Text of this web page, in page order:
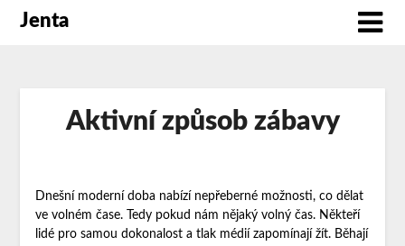
Jenta
Aktivní způsob zábavy
Dnešní moderní doba nabízí nepřeberné možnosti, co dělat
ve volném čase. Tedy pokud nám nějaký volný čas. Někteří
lidé pro samou dokonalost a tlak médií zapomínají žít. Běhají